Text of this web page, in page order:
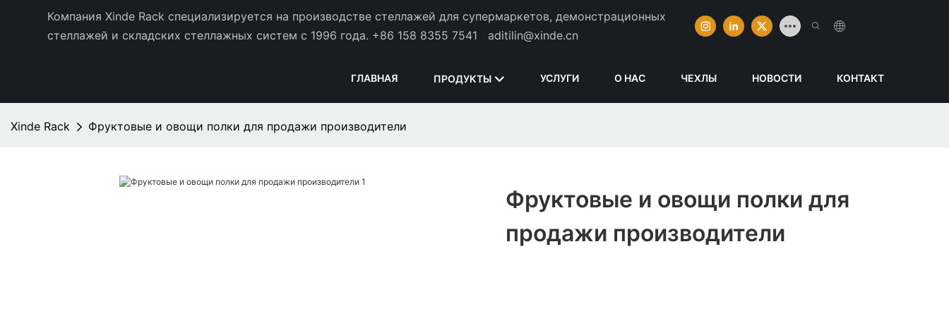
Компания Xinde Rack специализируется на производстве стеллажей для супермаркетов, демонстрационных
стеллажей и складских стеллажных систем с 1996 года. +86 158 8355 7541 aditilin@xinde.cn
ГЛАВНАЯ ПРОДУКТЫ УСЛУГИ О НАС ЧЕХЛЫ НОВОСТИ КОНТАКТ
Xinde Rack Фруктовые и овощи полки для продажи производители
Фруктовые и овощи полки для
продажи производители